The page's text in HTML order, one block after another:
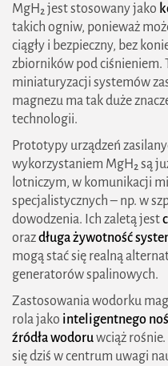
MgH₂ jest stosowany jako
takich ogniw, ponieważ
ciągły i bezpieczny, bez
zbiorników pod ciśnieniem.
miniaturyzacji systemów
magnezu ma tak duże
technologii.
Prototypy urządzeń
wykorzystaniem MgH₂ są
lotniczym, w komunikacji
specjalistycznych – np. w
dowodzenia. Ich zaletą jest
orazdługa żywotność
mogą stać się realną
generatorów spalinowych.
Zastosowania wodorku
rola jako inteligentnego
źródła wodoruwciąż
się dziś w centrum uwagi